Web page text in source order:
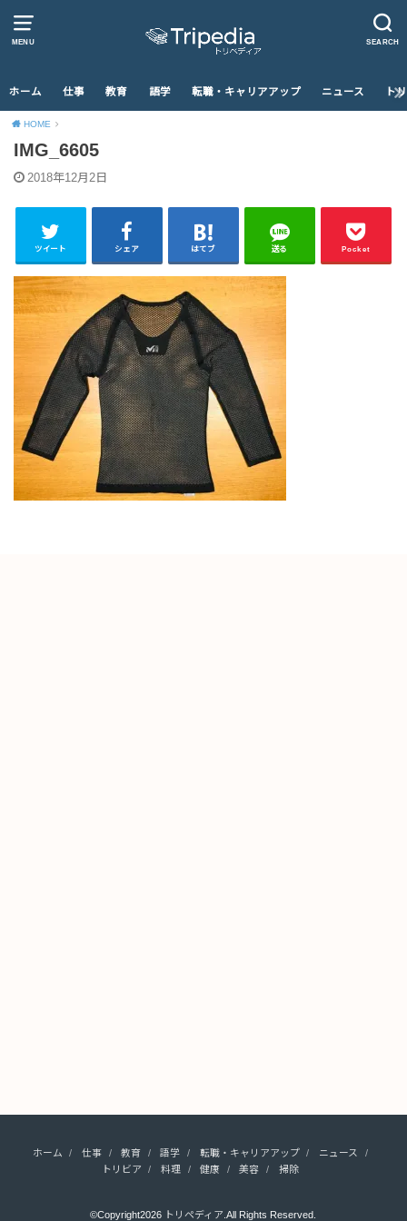
MENU SEARCH
ホーム 仕事 教育 語学 転職・キャリアアップ ニュース ト
HOME
IMG_6605
2018年12月2日
ツイート シェア はてブ 送る Pocket
ホーム 仕事 教育 語学 転職・キャリアアップ
ニュース
トリビア
料理 健康 美容 掃除
©Copyright2026 トリペディア .All Rights Reserved.